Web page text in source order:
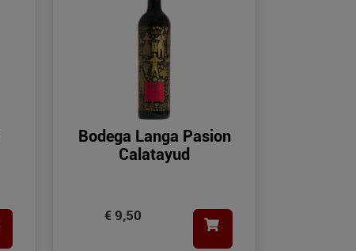
Bodega Langa Pasion
Calatayud
€ 9,50